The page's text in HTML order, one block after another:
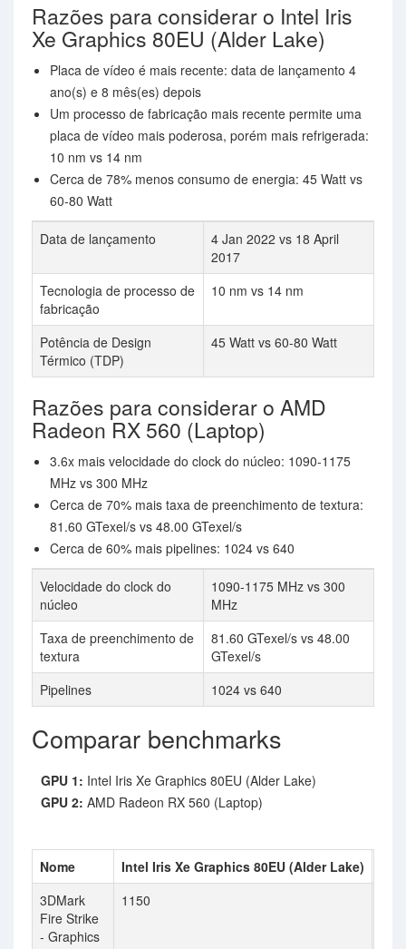
Razões para considerar o Intel Iris
Xe Graphics 80EU (Alder Lake)
Placa de vídeo é mais recente: data de lançamento 4
ano(s) e 8 mês(es) depois
Um processo de fabricação mais recente permite uma
placa de vídeo mais poderosa, porém mais refrigerada:
10 nm vs 14 nm
Cerca de 78% menos consumo de energia: 45 Watt vs
60-80 Watt
Data de lançamento
4 Jan 2022 vs 18 April
2017
Tecnologia de processo de
fabricação
10 nm vs 14 nm
Potência de Design
Térmico (TDP)
45 Watt vs 60-80 Watt
Razões para considerar o AMD
Radeon RX 560 (Laptop)
3.6x mais velocidade do clock do núcleo: 1090-1175
MHz vs 300 MHz
Cerca de 70% mais taxa de preenchimento de textura:
81.60 GTexel/s vs 48.00 GTexel/s
Cerca de 60% mais pipelines: 1024 vs 640
Velocidade do clock do
núcleo
1090-1175 MHz vs 300
MHz
Taxa de preenchimento de
textura
81.60 GTexel/s vs 48.00
GTexel/s
Pipelines
1024 vs 640
Comparar benchmarks
GPU 1: Intel Iris Xe Graphics 80EU (Alder Lake)
GPU 2: AMD Radeon RX 560 (Laptop)
Nome Intel Iris Xe Graphics 80EU (Alder Lake)
3DMark
Fire Strike
- Graphics
1150